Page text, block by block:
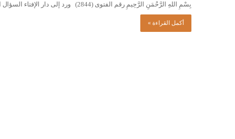
بِسْمِ اللهِ الرَّحْمَنِ الرَّحِيمِ رقم الفتوى (2844) ورد إلى دار الإفتاء السؤال التالي: هل يجوز للموظف أن يقدم لزواره…
أكمل القراءة »